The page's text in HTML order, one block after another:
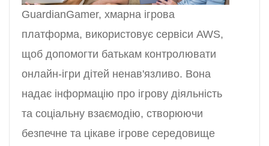
GuardianGamer, хмарна ігрова
платформа, використовує сервіси AWS,
щоб допомогти батькам контролювати
онлайн-ігри дітей ненав'язливо. Вона
надає інформацію про ігрову діяльність
та соціальну взаємодію, створюючи
безпечне та цікаве ігрове середовище